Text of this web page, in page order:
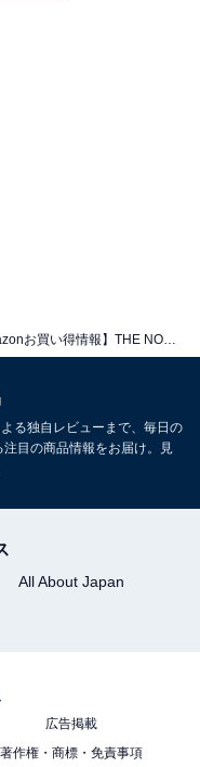
ブラック
ス バッグ メンズ レ
る独自レビューまで、毎日の
目の商品情報をお届け。見
All About Japan
広告掲載
著作権・商標・免責事項